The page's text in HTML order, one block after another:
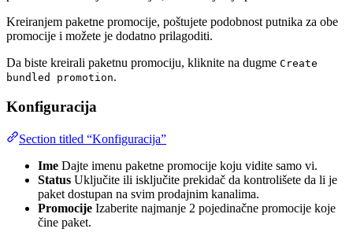
Kreiranjem paketne promocije, poštujete podobnost putnika za obe
promocije i možete je dodatno prilagoditi.
Da biste kreirali paketnu promociju, kliknite na dugme Create
bundled promotion.
Konfiguracija
Section titled “Konfiguracija”
Ime Dajte imenu paketne promocije koju vidite samo vi.
Status Uključite ili isključite prekidač da kontrolišete da li je
paket dostupan na svim prodajnim kanalima.
Promocije Izaberite najmanje 2 pojedinačne promocije koje
čine paket.